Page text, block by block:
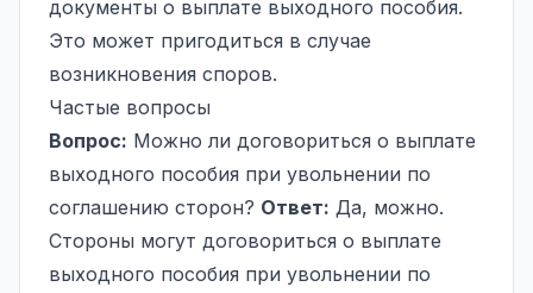
документы о выплате выходного пособия.
Это может пригодиться в случае
возникновения споров.
Частые вопросы
Вопрос: Можно ли договориться о выплате
выходного пособия при увольнении по
соглашению сторон? Ответ: Да, можно.
Стороны могут договориться о выплате
выходного пособия при увольнении по